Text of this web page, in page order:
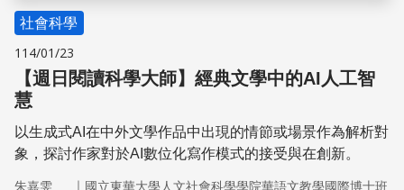
社會科學
114/01/23
【週日閱讀科學大師】經典文學中的AI人工智
慧
以生成式AI在中外文學作品中出現的情節或場景作為解析對
象，探討作家對於AI數位化寫作模式的接受與在創新。
朱嘉雯 ｜ 國立東華大學人文社會科學學院華語文教學國際博士班